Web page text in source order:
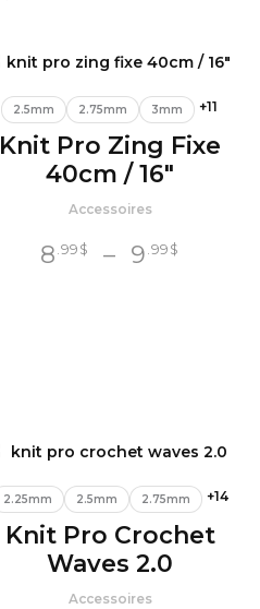
2.5mm 2.75mm 3mm +11
Knit Pro Zing Fixe
40cm / 16″
Accessoires
8 .99 $ – 9 .99 $
2.25mm 2.5mm 2.75mm +14
Knit Pro Crochet
Waves 2.0
Accessoires